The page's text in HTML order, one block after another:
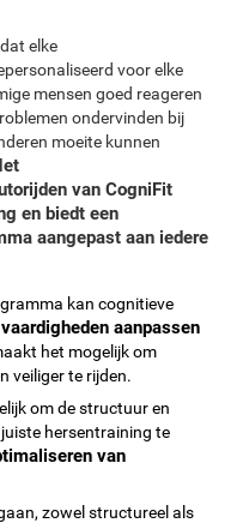
elke
voor elke
mensen goed reageren
ondervinden bij
moeite kunnen
van CogniFit
en biedt een
aangepast aan iedere
kan cognitieve
aanpassen
het mogelijk om
veiliger te rijden.
om de structuur en
hersentraining te
van
zowel structureel als